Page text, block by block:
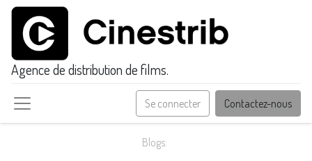
Agence de distribution de films.
Se connecter Contactez-nous
Blogs: